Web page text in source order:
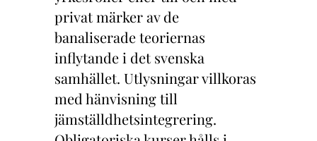
privat märker av de
banaliserade teoriernas
inflytande i det svenska
samhället. Utlysningar villkoras
med hänvisning till
jämställdhetsintegrering.